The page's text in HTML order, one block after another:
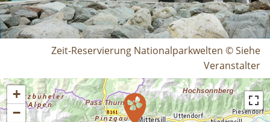
Zeit-Reservierung Nationalparkwelten © Siehe
Veranstalter
+
−